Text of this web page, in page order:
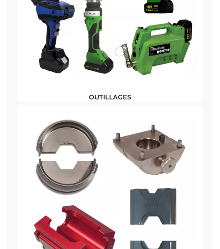
OUTILLAGES